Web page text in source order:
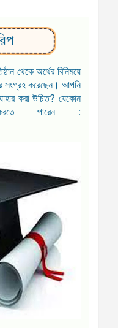
থেকে অর্থের বিনিময়ে
সংগ্রহ করেছেন। আপনি
করা উচিত? যেকোন
পারেন :